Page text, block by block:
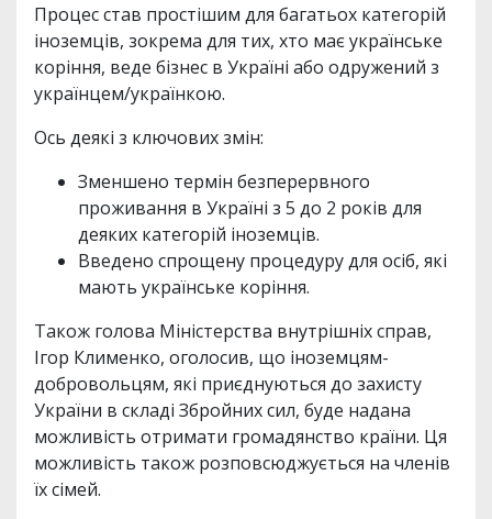
Процес став простішим для багатьох категорій
іноземців, зокрема для тих, хто має українське
коріння, веде бізнес в Україні або одружений з
українцем/українкою.
Ось деякі з ключових змін:
Зменшено термін безперервного
проживання в Україні з 5 до 2 років для
деяких категорій іноземців.
Введено спрощену процедуру для осіб, які
мають українське коріння.
Також голова Міністерства внутрішніх справ,
Ігор Клименко, оголосив, що іноземцям-
добровольцям, які приєднуються до захисту
України в складі Збройних сил, буде надана
можливість отримати громадянство країни. Ця
можливість також розповсюджується на членів
їх сімей.